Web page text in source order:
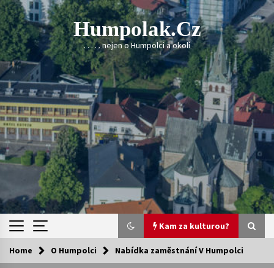
Skip
to
content
Humpolak.cz
. . . . . nejen o Humpolci a okolí
Kam za kulturou?
Kam za kulturou?
Home O Humpolci Nabídka zaměstnání V Humpolci